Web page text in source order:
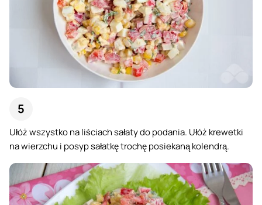
Ułóż wszystko na liściach sałaty do podania. Ułóż krewetki
na wierzchu i posyp sałatkę trochę posiekaną kolendrą.